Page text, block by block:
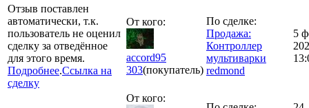
Отзыв поставлен
автоматически, т.к.
пользователь не оценил
сделку за отведённое
для этого время.
Подробнее.Ссылка на
сделку
От кого:
accord95
303(покупатель)
По сделке:
Продажа:
Контроллер
мультиварки
redmond
5
От кого: